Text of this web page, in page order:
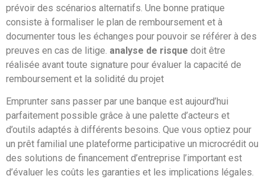
prévoir des scénarios alternatifs. Une bonne pratique
consiste à formaliser le plan de remboursement et à
documenter tous les échanges pour pouvoir se référer à des
preuves en cas de litige. analyse de risque doit être
réalisée avant toute signature pour évaluer la capacité de
remboursement et la solidité du projet
Emprunter sans passer par une banque est aujourd’hui
parfaitement possible grâce à une palette d’acteurs et
d’outils adaptés à différents besoins. Que vous optiez pour
un prêt familial une plateforme participative un microcrédit ou
des solutions de financement d’entreprise l’important est
d’évaluer les coûts les garanties et les implications légales.